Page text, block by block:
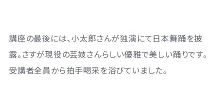
講座の最後には、小太郎さんが独演にて日本舞踊を披
露。さすが現役の芸妓さんらしい優雅で美しい踊りです。
受講者全員から拍手喝采を浴びていました。